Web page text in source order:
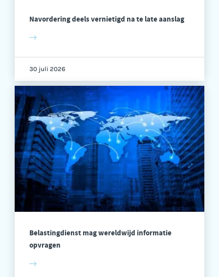
Navordering deels vernietigd na te late aanslag
30 juli 2026
Belastingdienst mag wereldwijd informatie
opvragen